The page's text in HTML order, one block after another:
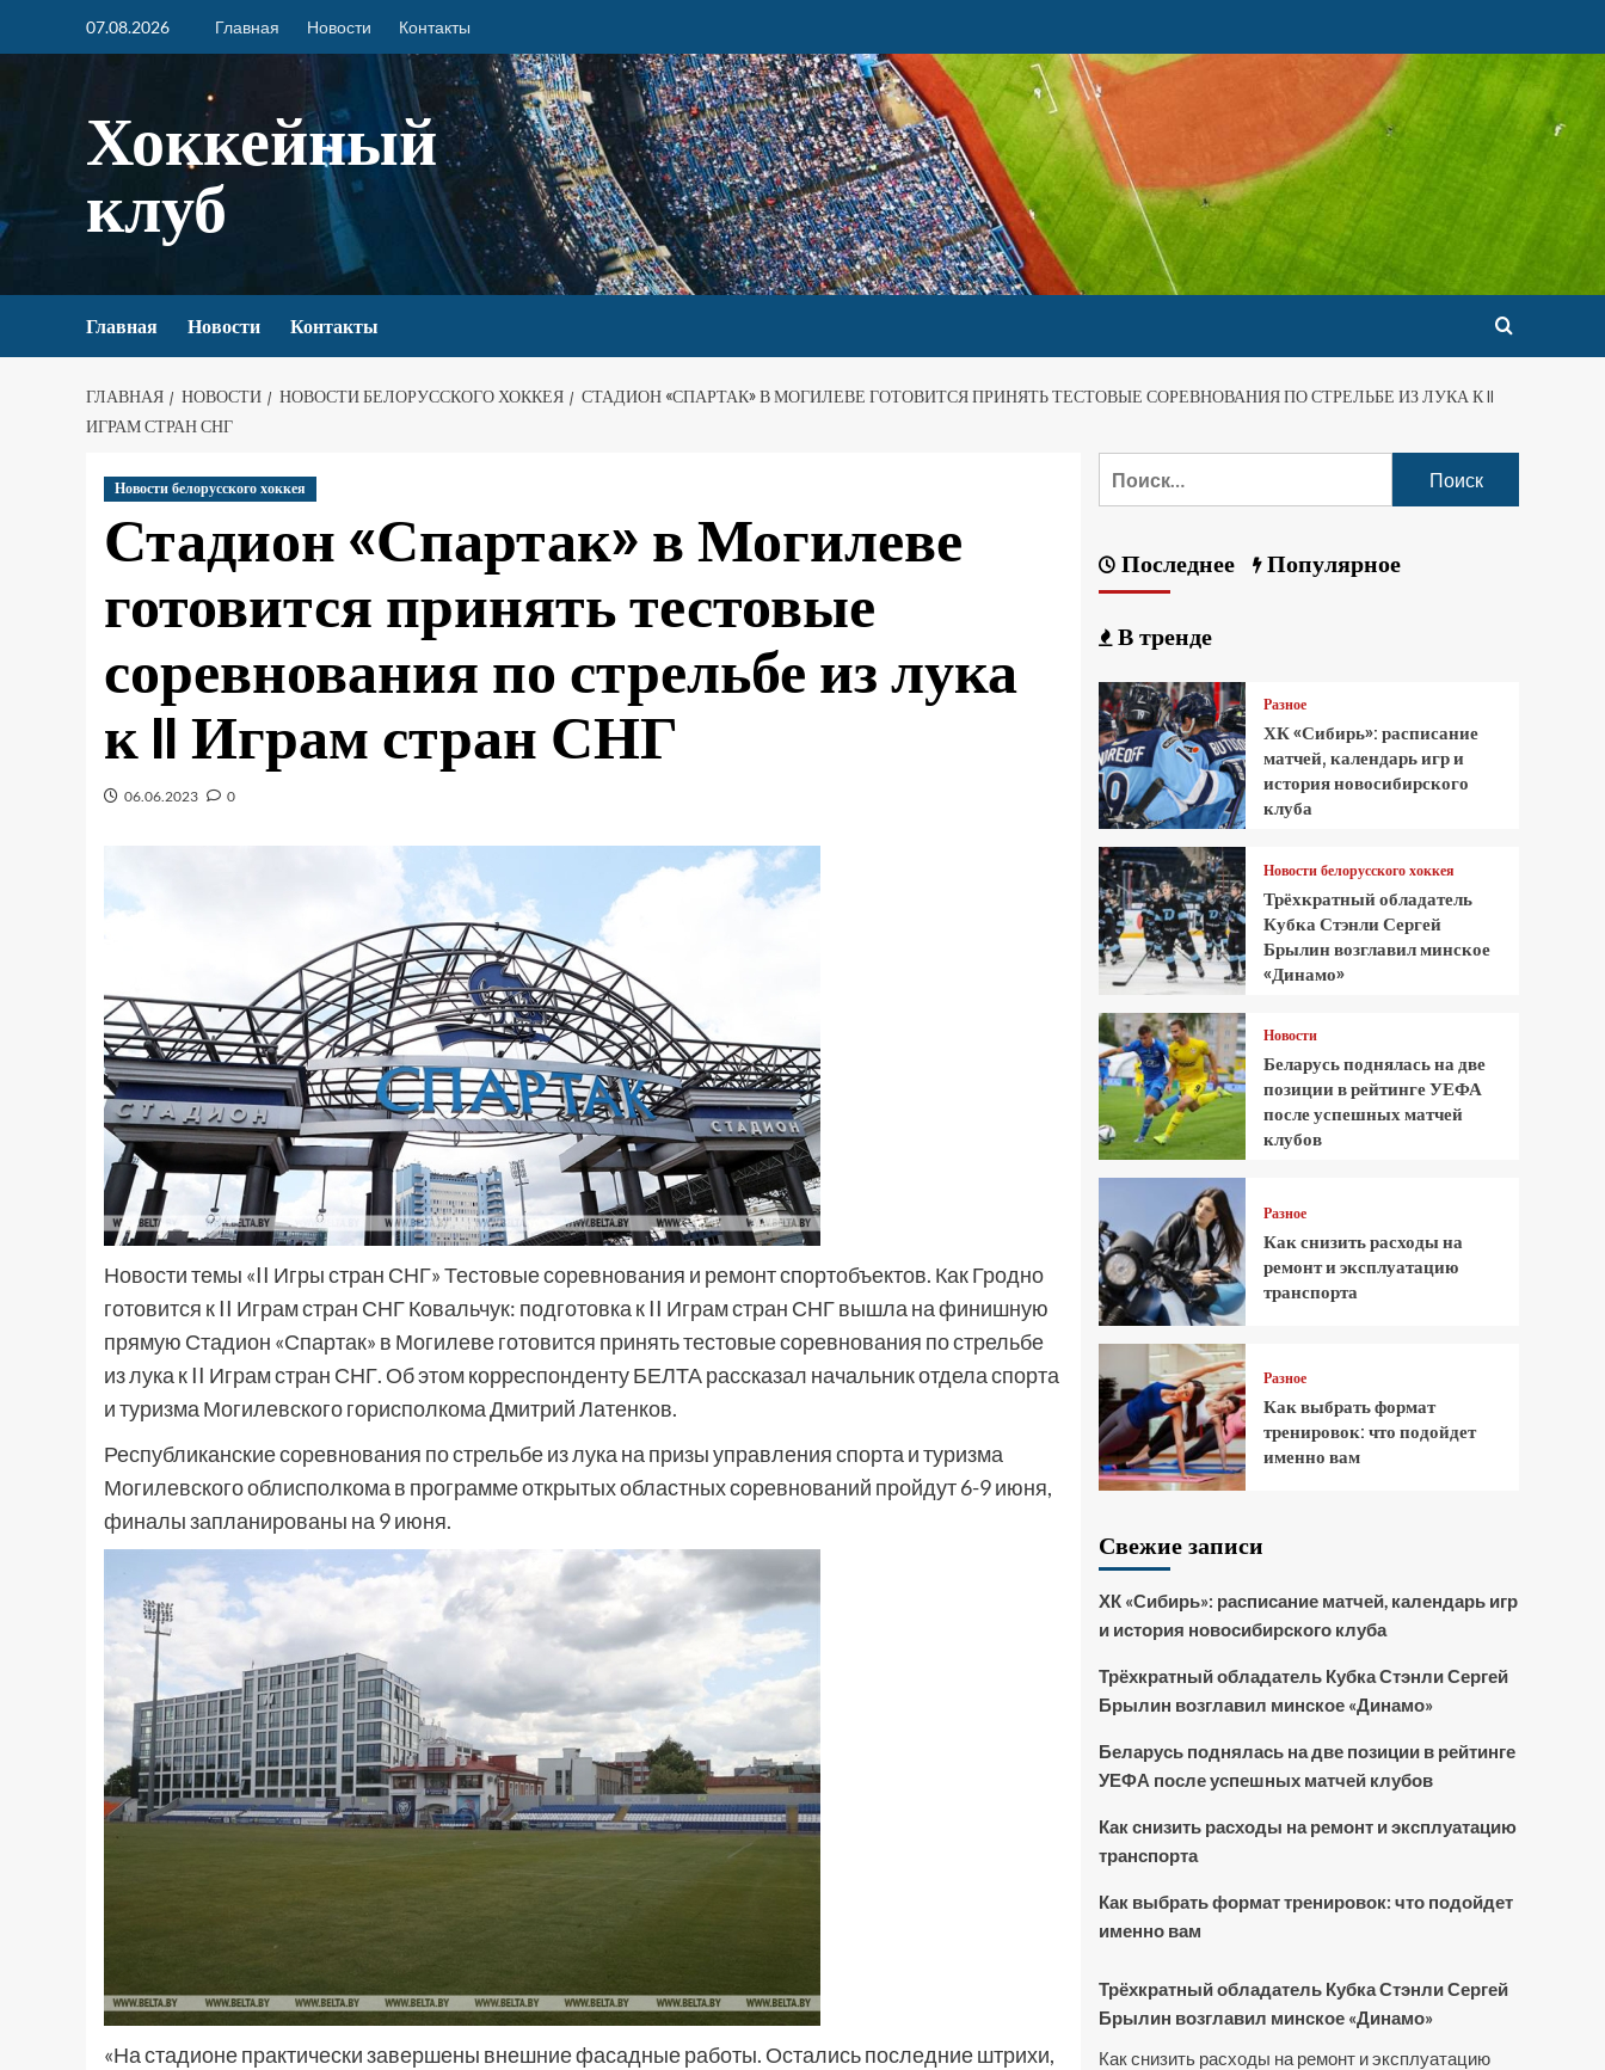
07.08.2026 Главная Новости Контакты
Хоккейный
клуб
Главная Новости Контакты
ГЛАВНАЯ НОВОСТИ НОВОСТИ БЕЛОРУССКОГО ХОККЕЯ
СТАДИОН «СПАРТАК» В МОГИЛЕВЕ ГОТОВИТСЯ ПРИНЯТЬ ТЕСТОВЫЕ СОРЕВНОВАНИЯ ПО СТРЕЛЬБЕ ИЗ ЛУКА К II
ИГРАМ СТРАН СНГ
Новости белорусского хоккея
Стадион «Спартак» в Могилеве
готовится принять тестовые
соревнования по стрельбе из лука
к II Играм стран СНГ
06.06.2023 0
Новости темы «II Игры стран СНГ» Тестовые соревнования и ремонт спортобъектов. Как Гродно
готовится к II Играм стран СНГ Ковальчук: подготовка к II Играм стран СНГ вышла на финишную
прямую Стадион «Спартак» в Могилеве готовится принять тестовые соревнования по стрельбе
из лука к II Играм стран СНГ. Об этом корреспонденту БЕЛТА рассказал начальник отдела спорта
и туризма Могилевского горисполкома Дмитрий Латенков.
Республиканские соревнования по стрельбе из лука на призы управления спорта и туризма
Могилевского облисполкома в программе открытых областных соревнований пройдут 6-9 июня,
финалы запланированы на 9 июня.
«На стадионе практически завершены внешние фасадные работы. Остались последние штрихи,
Последнее Популярное
В тренде
Разное
ХК «Сибирь»: расписание
матчей, календарь игр и
история новосибирского
клуба
Новости белорусского хоккея
Трёхкратный обладатель
Кубка Стэнли Сергей
Брылин возглавил минское
«Динамо»
Новости
Беларусь поднялась на две
позиции в рейтинге УЕФА
после успешных матчей
клубов
Разное
Как снизить расходы на
ремонт и эксплуатацию
транспорта
Разное
Как выбрать формат
тренировок: что подойдет
именно вам
Свежие записи
ХК «Сибирь»: расписание матчей, календарь игр
и история новосибирского клуба
Трёхкратный обладатель Кубка Стэнли Сергей
Брылин возглавил минское «Динамо»
Беларусь поднялась на две позиции в рейтинге
УЕФА после успешных матчей клубов
Как снизить расходы на ремонт и эксплуатацию
транспорта
Как выбрать формат тренировок: что подойдет
именно вам
Трёхкратный обладатель Кубка Стэнли Сергей
Брылин возглавил минское «Динамо»
Как снизить расходы на ремонт и эксплуатацию